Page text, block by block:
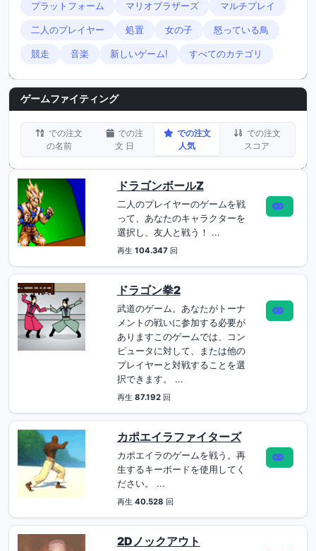
プラットフォーム マリオブラザーズ マルチプレイ
二人のプレイヤー 処置 女の子 怒っている鳥
競走 音楽 新しいゲーム! すべてのカテゴリ
ゲームファイティング
での注文
の名前
での注
文 日
での注文
人気
での注文
スコア
ドラゴンボールZ
二人のプレイヤーのゲームを戦
って、あなたのキャラクターを
選択し、友人と戦う！ ...
再生 104.347回
ドラゴン拳2
武道のゲーム。あなたがトーナ
メントの戦いに参加する必要が
ありますこのゲームでは、コン
ピュータに対して、または他の
プレイヤーと対戦することを選
択できます。 ...
再生 87.192回
カポエイラファイターズ
カポエイラのゲームを戦う。再
生するキーボードを使用してく
ださい。 ...
再生 40.528 回
2Dノックアウト